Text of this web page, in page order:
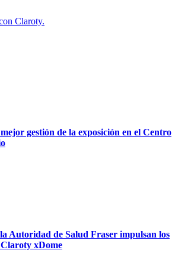
Claroty.
gestión de la exposición en el Centro
Autoridad de Salud Fraser impulsan los
xDome